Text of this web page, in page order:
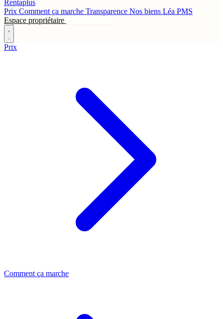
Rentaplus
Prix Comment ça marche Transparence Nos biens Léa PMS
Espace propriétaire
Prix
Comment ça marche